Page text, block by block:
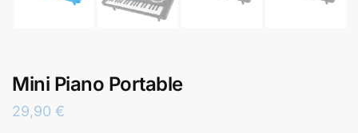
Mini Piano Portable
29,90 €